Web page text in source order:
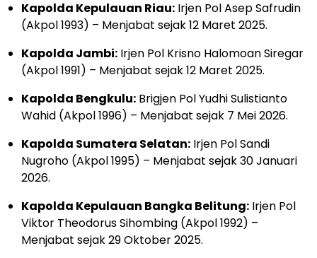
Kapolda Kepulauan Riau: Irjen Pol Asep Safrudin
(Akpol 1993) – Menjabat sejak 12 Maret 2025.
Kapolda Jambi: Irjen Pol Krisno Halomoan Siregar
(Akpol 1991) – Menjabat sejak 12 Maret 2025.
Kapolda Bengkulu: Brigjen Pol Yudhi Sulistianto
Wahid (Akpol 1996) – Menjabat sejak 7 Mei 2026.
Kapolda Sumatera Selatan: Irjen Pol Sandi
Nugroho (Akpol 1995) – Menjabat sejak 30 Januari
2026.
Kapolda Kepulauan Bangka Belitung: Irjen Pol
Viktor Theodorus Sihombing (Akpol 1992) –
Menjabat sejak 29 Oktober 2025.